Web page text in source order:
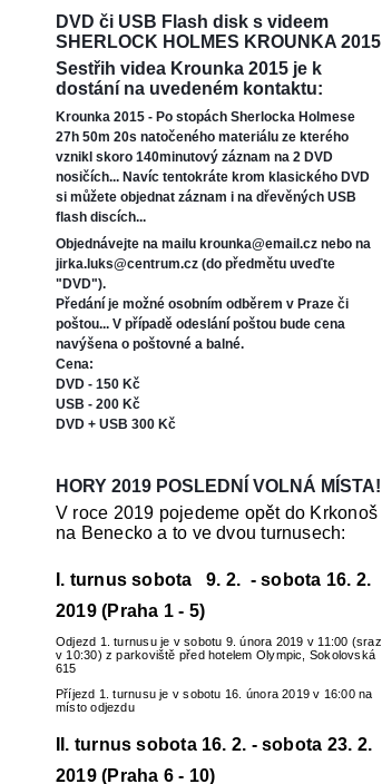
DVD či USB Flash disk s videem
SHERLOCK HOLMES KROUNKA 2015
Sestřih videa Krounka 2015 je k
dostání na uvedeném kontaktu:
Krounka 2015 - Po stopách Sherlocka Holmese
27h 50m 20s natočeného materiálu ze kterého
vznikl skoro 140minutový záznam na 2 DVD
nosičích... Navíc tentokráte krom klasického DVD
si můžete objednat záznam i na dřevěných USB
flash discích...
Objednávejte na mailu krounka@email.cz nebo na
jirka.luks@centrum.cz (do předmětu uveďte
"DVD").
Předání je možné osobním odběrem v Praze či
poštou... V případě odeslání poštou bude cena
navýšena o poštovné a balné.
Cena:
DVD - 150 Kč
USB - 200 Kč
DVD + USB 300 Kč
HORY 2019 POSLEDNÍ VOLNÁ MÍSTA!
V roce 2019 pojedeme opět do Krkonoš
na Benecko a to ve dvou turnusech:
I. turnus sobota 9. 2. - sobota 16. 2.
2019 (Praha 1 - 5)
Odjezd 1. turnusu je v sobotu 9. února 2019 v 11:00 (sraz
v 10:30) z parkoviště před hotelem Olympic, Sokolovská
615
Příjezd 1. turnusu je v sobotu 16. února 2019 v 16:00 na
místo odjezdu
II. turnus sobota 16. 2. - sobota 23. 2.
2019 (Praha 6 - 10)